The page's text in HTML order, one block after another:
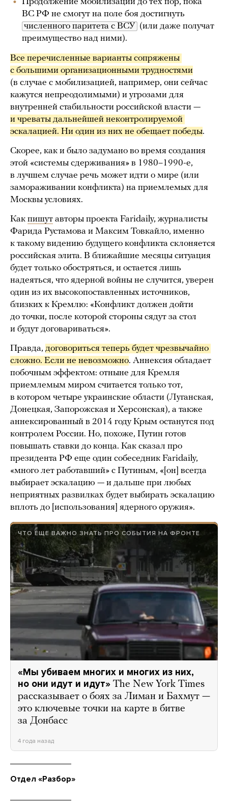
ВС РФ не смогут на поле боя достигнуть
численного паритета с ВСУ (или даже получат
преимущество над ними).
Все перечисленные варианты сопряжены
с большими организационными трудностями
(в случае с мобилизацией, например, они сейчас
кажутся непреодолимыми) и угрозами для
внутренней стабильности российской власти —
и чреваты дальнейшей неконтролируемой
эскалацией. Ни один из них не обещает победы.
Скорее, как и было задумано во время создания
этой «системы сдерживания» в 1980–1990-е,
в лучшем случае речь может идти о мире (или
замораживании конфликта) на приемлемых для
Москвы условиях.
Как пишут авторы проекта Faridaily, журналисты
Фарида Рустамова и Максим Товкайло, именно
к такому видению будущего конфликта склоняется
российская элита. В ближайшие месяцы ситуация
будет только обостряться, и остается лишь
надеяться, что ядерной войны не случится, уверен
один из их высокопоставленных источников,
близких к Кремлю: «Конфликт должен дойти
до точки, после которой стороны сядут за стол
и будут договариваться».
Правда, договориться теперь будет чрезвычайно
сложно. Если не невозможно. Аннексия обладает
побочным эффектом: отныне для Кремля
приемлемым миром считается только тот,
в котором четыре украинские области (Луганская,
Донецкая, Запорожская и Херсонская), а также
аннексированный в 2014 году Крым останутся под
контролем России. Но, похоже, Путин готов
повышать ставки до конца. Как сказал про
президента РФ еще один собеседник Faridaily,
«много лет работавший» с Путиным, «[он] всегда
выбирает эскалацию — и дальше при любых
неприятных развилках будет выбирать эскалацию
вплоть до [использования] ядерного оружия».
ЧТО ЕЩЕ ВАЖНО ЗНАТЬ ПРО СОБЫТИЯ НА ФРОНТЕ
«Мы убиваем многих и многих из них,
но они идут и идут» The New York Times
рассказывает о боях за Лиман и Бахмут —
это ключевые точки на карте в битве
за Донбасс
4 года назад
Отдел «Разбор»